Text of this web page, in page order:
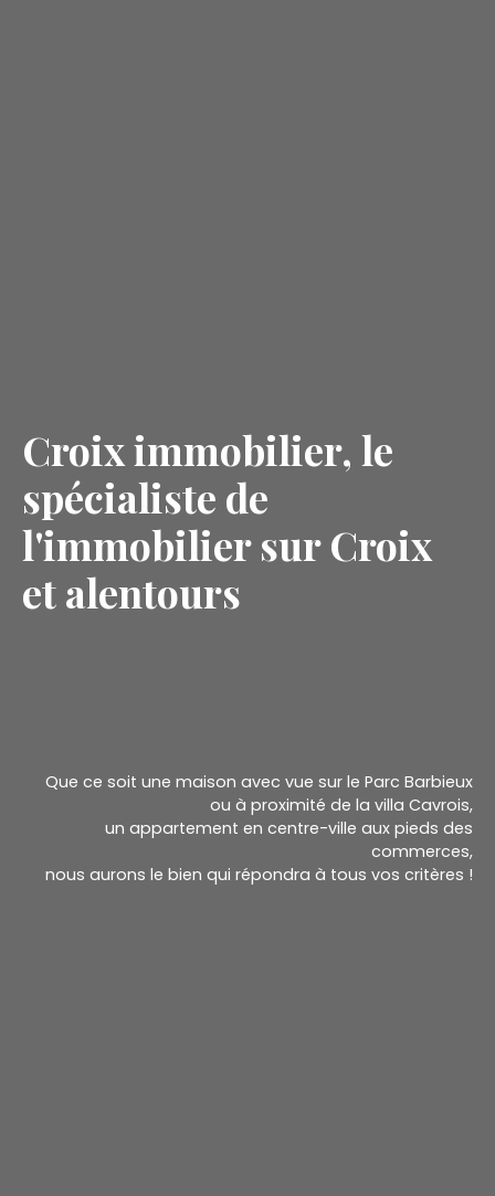
Croix immobilier, le
spécialiste de
l'immobilier sur Croix
et alentours
Que ce soit une maison avec vue sur le Parc Barbieux
ou à proximité de la villa Cavrois,
un appartement en centre-ville aux pieds des
commerces,
nous aurons le bien qui répondra à tous vos critères !